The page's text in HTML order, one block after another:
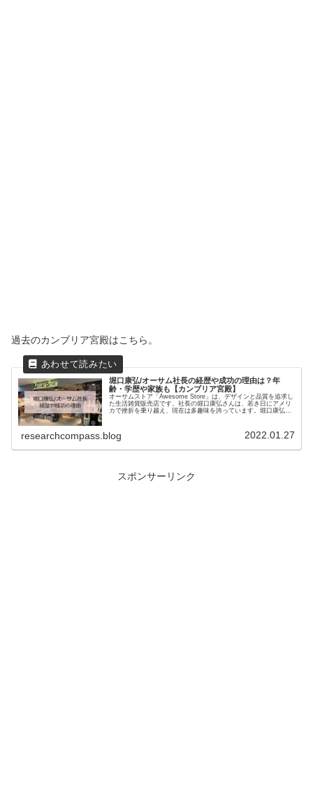
過去のカンブリア宮殿はこちら。
堀口康弘/オーサム社長の経歴や成功の理由は？年
齢・学歴や家族も【カンブリア宮殿】
オーサムストア「Awesome Store」は、デザインと品質を追求し
た生活雑貨販売店です。社長の堀口康弘さんは、若き日にアメリ
カで挫折を乗り越え、現在は多趣味を誇っています。堀口康弘さ
researchcompass.blog 2022.01.27
スポンサーリンク